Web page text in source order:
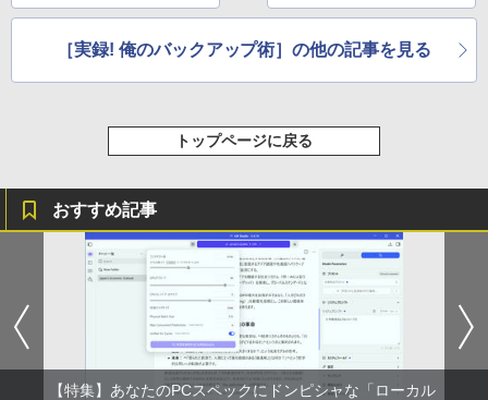
バックアップ
のような感覚
［実録! 俺のバックアップ術］の他の記事を見る
トップページに戻る
おすすめ記事
【特集】あなたのPCスペックにドンピシャな「ローカル